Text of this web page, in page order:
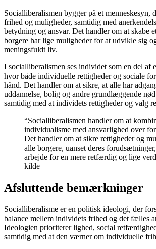
Socialliberalismen bygger på et menneskesyn,
frihed og muligheder, samtidig med
betydning og ansvar. Det handler om at skabe
borgere har lige muligheder for at udvikle sig
meningsfuldt liv.
I socialliberalismen ses individet som en del af
hvor både individuelle rettigheder og sociale
hånd. Det handler om at sikre, at alle har
uddannelse, bolig og andre grundlæggende
samtidig med at individets rettigheder og valg
“Socialliberalismen handler om at
individualisme med ansvarlighed over
Det handler om at sikre rettigheder og
alle borgere, uanset deres
arbejde for en mere retfærdig og lige
kilde
Afsluttende bemærkninger
Socialliberalisme er en politisk ideologi, der
balance mellem individets frihed og det fælles
Ideologien prioriterer lighed, social
samtidig med at den værner om individuelle